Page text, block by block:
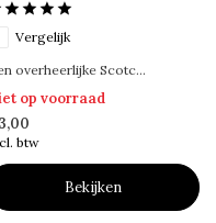
Vergelijk
overheerlijke Scotc...
op voorraad
btw
Bekijken